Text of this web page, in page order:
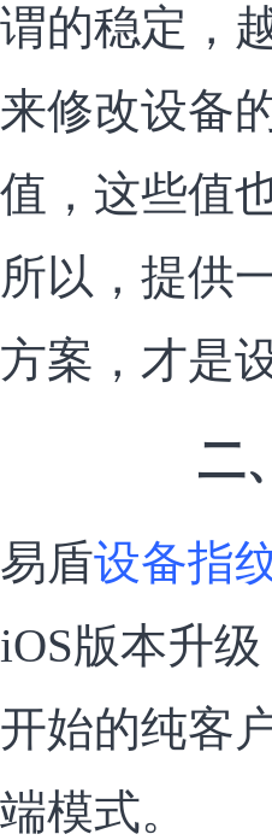
谓的稳定，
来修改设备
值，这些值
所以，提供
方案，才是
二
易盾设备指
iOS版本升
开始的纯客
端模式。